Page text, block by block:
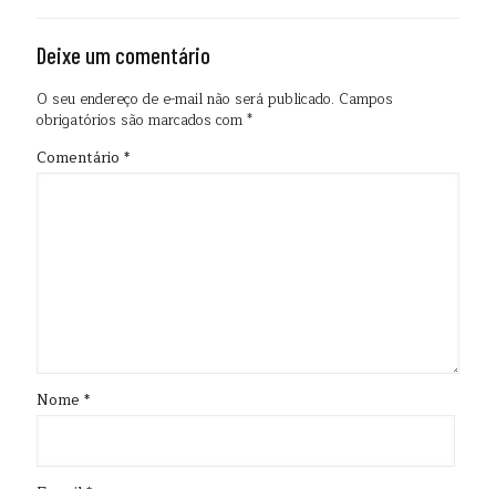
Deixe um comentário
O seu endereço de e-mail não será publicado. Campos
obrigatórios são marcados com*
Comentário *
Nome *